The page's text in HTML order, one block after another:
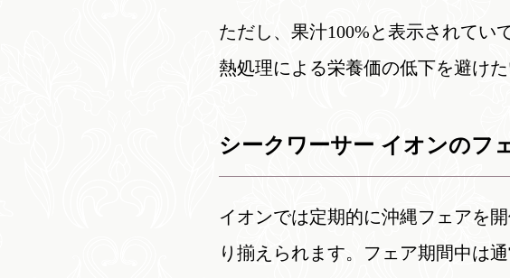
ただし、果汁100%と表示されてい
熱処理による栄養価の低下を避け
シークワーサー イオンのフ
イオンでは定期的に沖縄フェアを
り揃えられます。フェア期間中は